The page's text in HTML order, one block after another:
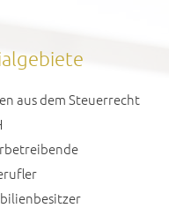
aus dem Steuerrecht